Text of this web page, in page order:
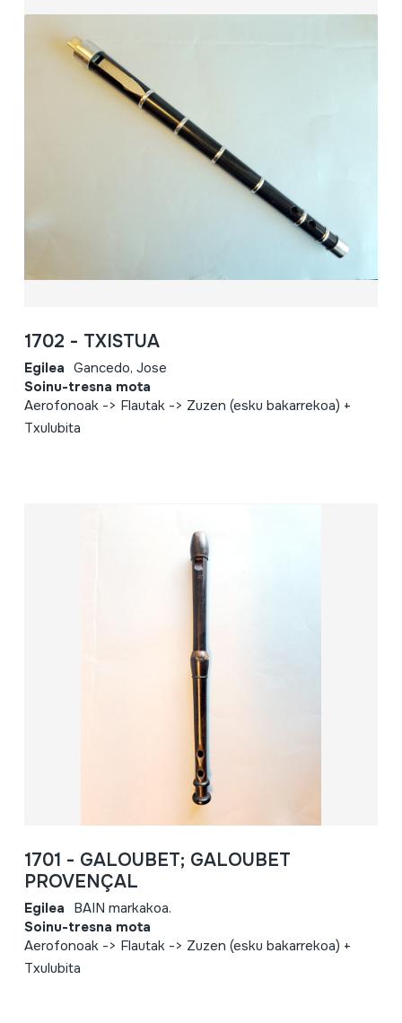
1702 - TXISTUA
Egilea Gancedo, Jose
Soinu-tresna mota
Aerofonoak -> Flautak -> Zuzen (esku bakarrekoa) +
Txulubita
1701 - GALOUBET; GALOUBET
PROVENÇAL
Egilea BAIN markakoa.
Soinu-tresna mota
Aerofonoak -> Flautak -> Zuzen (esku bakarrekoa) +
Txulubita